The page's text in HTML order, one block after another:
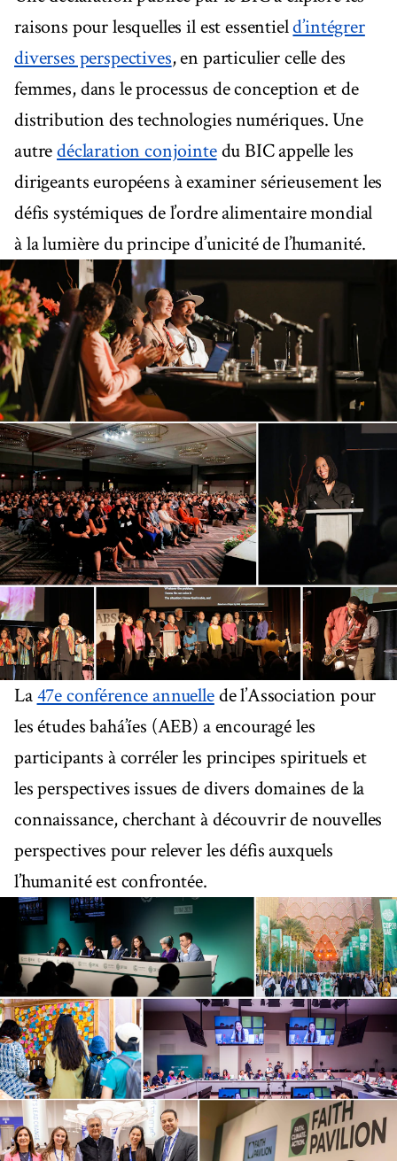
raisons pour lesquelles il est essentield’intégrer
diverses perspectives, en particulier celle des
femmes, dans le processus de conception et de
distribution des technologies numériques. Une
autredéclaration conjointedu BIC appelle les
dirigeants européens à examiner sérieusement les
défis systémiques de l’ordre alimentaire mondial
à la lumière du principe d’unicité de l’humanité.
La47e conférence annuellede l’Association pour
les études bahá’íes (AEB) a encouragé les
participants à corréler les principes spirituels et
les perspectives issues de divers domaines de la
connaissance, cherchant à découvrir de nouvelles
perspectives pour relever les défis auxquels
l’humanité est confrontée.